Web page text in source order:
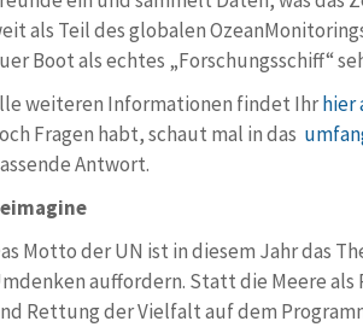
als Teil des globa­len
Boot als echtes „Forschungsschiff“
weiteren Informationen findet Ihrhier
Fragen habt, schaut mal in das
Antwort.
Motto der UN ist in diesem Jahr das
auffordern. Statt die Meere
Rettung der Vielfalt auf dem